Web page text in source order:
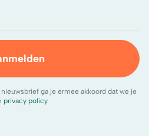
ga je ermee akkoord dat we je
privacy policy